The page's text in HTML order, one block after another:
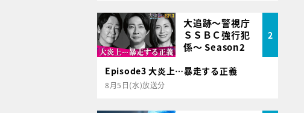
大追跡～警視庁
ＳＳＢＣ強行犯
係～ Season2
2
Episode3 大炎上…暴走する正義
8月5日(水)放送分